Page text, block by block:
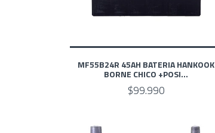
MF55B24R 45AH BATERIA HANKOOK
BORNE CHICO +POSI...
$99.990